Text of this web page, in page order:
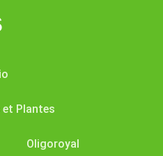
et Plantes
Oligoroyal